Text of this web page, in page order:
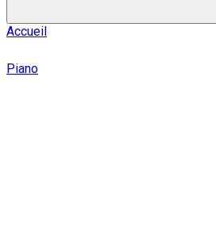
Accueil
Piano